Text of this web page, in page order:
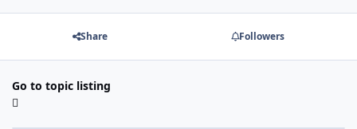
Share Followers
Go to topic listing